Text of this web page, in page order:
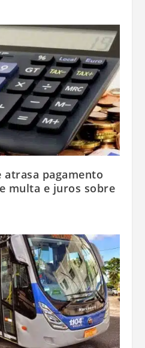
atrasa pagamento
multa e juros sobre